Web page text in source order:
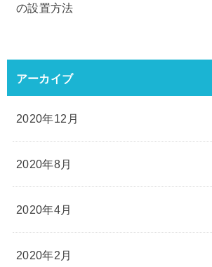
の設置方法
アーカイブ
2020年12月
2020年8月
2020年4月
2020年2月